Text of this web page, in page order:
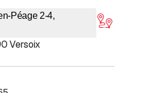
Péage 2-4,
Versoix